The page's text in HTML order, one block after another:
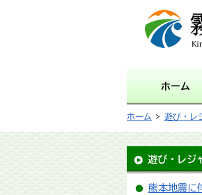
霧島市
website
ホーム
ホーム > 遊び・レ
遊び・レジ
熊本地震に